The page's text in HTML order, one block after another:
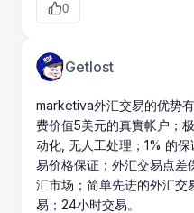
0
Getlost
marketiva外汇交易的优势
费价值5美元的真實帐户；
动化, 无人工处理；1% 的
易价格保证；外汇交易点差
汇市场；简单先进的外汇交
易；24小时交易。